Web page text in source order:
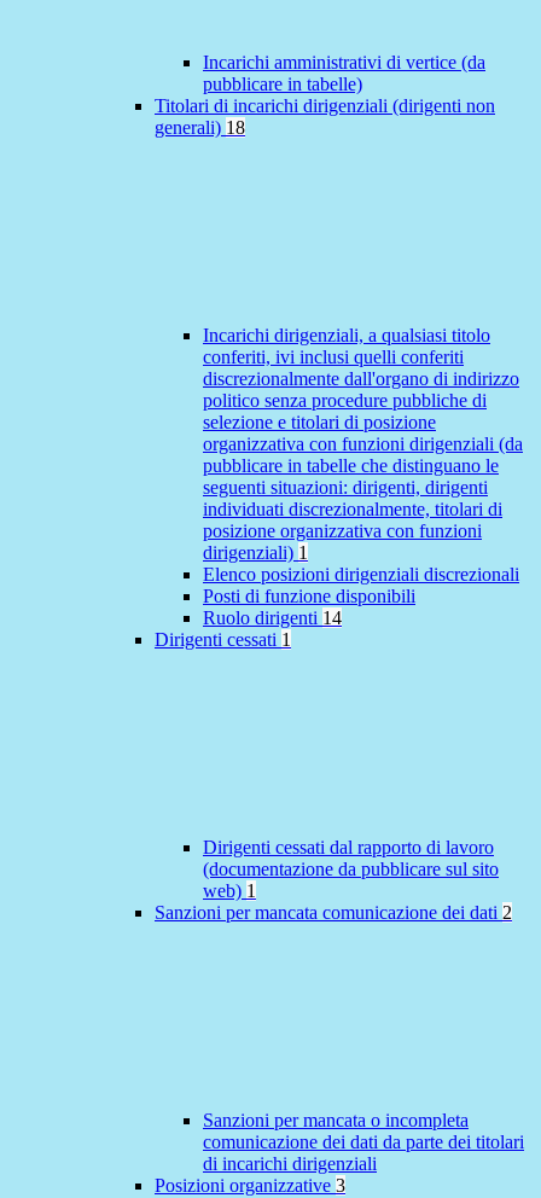
Incarichi amministrativi di vertice (da
pubblicare in tabelle)
Titolari di incarichi dirigenziali (dirigenti non
generali) 18
Incarichi dirigenziali, a qualsiasi titolo
conferiti, ivi inclusi quelli conferiti
discrezionalmente dall'organo di indirizzo
politico senza procedure pubbliche di
selezione e titolari di posizione
organizzativa con funzioni dirigenziali (da
pubblicare in tabelle che distinguano le
seguenti situazioni: dirigenti, dirigenti
individuati discrezionalmente, titolari di
posizione organizzativa con funzioni
dirigenziali) 1
Elenco posizioni dirigenziali discrezionali
Posti di funzione disponibili
Ruolo dirigenti 14
Dirigenti cessati 1
Dirigenti cessati dal rapporto di lavoro
(documentazione da pubblicare sul sito
web) 1
Sanzioni per mancata comunicazione dei dati 2
Sanzioni per mancata o incompleta
comunicazione dei dati da parte dei titolari
di incarichi dirigenziali
Posizioni organizzative 3